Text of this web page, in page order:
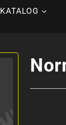
KATALOG